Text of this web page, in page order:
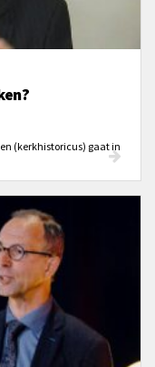
(kerkhistoricus) gaat in